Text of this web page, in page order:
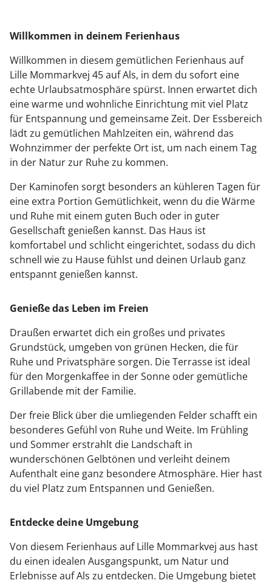
Willkommen in deinem Ferienhaus
Willkommen in diesem gemütlichen Ferienhaus auf
Lille Mommarkvej 45 auf Als, in dem du sofort eine
echte Urlaubsatmosphäre spürst. Innen erwartet dich
eine warme und wohnliche Einrichtung mit viel Platz
für Entspannung und gemeinsame Zeit. Der Essbereich
lädt zu gemütlichen Mahlzeiten ein, während das
Wohnzimmer der perfekte Ort ist, um nach einem Tag
in der Natur zur Ruhe zu kommen.
Der Kaminofen sorgt besonders an kühleren Tagen für
eine extra Portion Gemütlichkeit, wenn du die Wärme
und Ruhe mit einem guten Buch oder in guter
Gesellschaft genießen kannst. Das Haus ist
komfortabel und schlicht eingerichtet, sodass du dich
schnell wie zu Hause fühlst und deinen Urlaub ganz
entspannt genießen kannst.
Genieße das Leben im Freien
Draußen erwartet dich ein großes und privates
Grundstück, umgeben von grünen Hecken, die für
Ruhe und Privatsphäre sorgen. Die Terrasse ist ideal
für den Morgenkaffee in der Sonne oder gemütliche
Grillabende mit der Familie.
Der freie Blick über die umliegenden Felder schafft ein
besonderes Gefühl von Ruhe und Weite. Im Frühling
und Sommer erstrahlt die Landschaft in
wunderschönen Gelbtönen und verleiht deinem
Aufenthalt eine ganz besondere Atmosphäre. Hier hast
du viel Platz zum Entspannen und Genießen.
Entdecke deine Umgebung
Von diesem Ferienhaus auf Lille Mommarkvej aus hast
du einen idealen Ausgangspunkt, um Natur und
Erlebnisse auf Als zu entdecken. Die Umgebung bietet